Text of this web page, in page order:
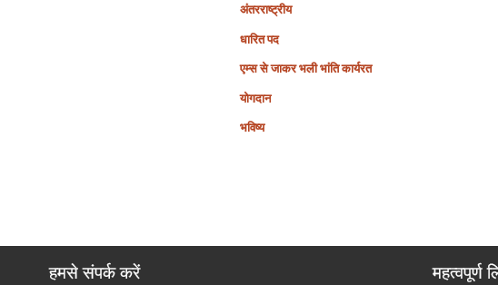
अंतरराष्‍ट्रीय
धारित पद
एम्‍स से जाकर भली भांति कार्यरत
योगदान
भविष्‍य
हमसे संपर्क करें महत्वपूर्ण